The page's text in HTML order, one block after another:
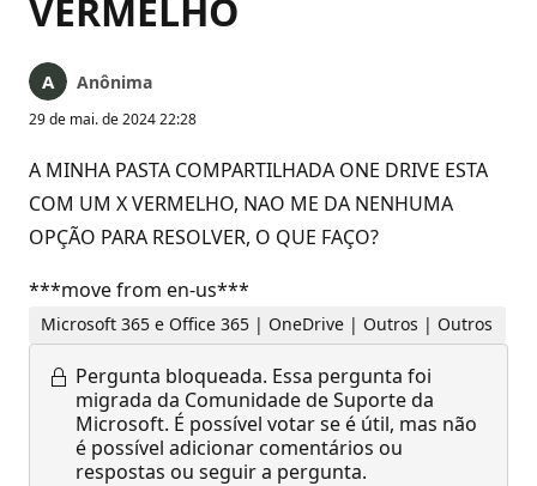
VERMELHO
Anônima
29 de mai. de 2024 22:28
A MINHA PASTA COMPARTILHADA ONE DRIVE ESTA
COM UM X VERMELHO, NAO ME DA NENHUMA
OPÇÃO PARA RESOLVER, O QUE FAÇO?
***move from en-us***
Microsoft 365 e Office 365 | OneDrive | Outros | Outros
Pergunta bloqueada. Essa pergunta foi
migrada da Comunidade de Suporte da
Microsoft. É possível votar se é útil, mas não
é possível adicionar comentários ou
respostas ou seguir a pergunta.